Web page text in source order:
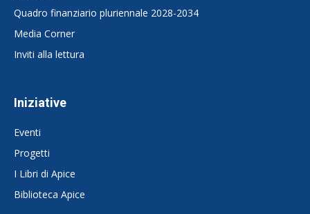
Quadro finanziario pluriennale 2028-2034
Media Corner
Inviti alla lettura
Iniziative
Eventi
Progetti
I Libri di Apice
Biblioteca Apice